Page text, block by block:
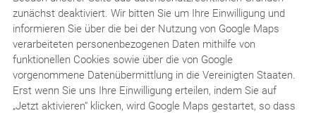
zunächst deaktiviert. Wir bitten Sie um Ihre Einwilligung und
informieren Sie über die bei der Nutzung von Google Maps
verarbeiteten personenbezogenen Daten mithilfe von
funktionellen Cookies sowie über die von Google
vorgenommene Datenübermittlung in die Vereinigten Staaten.
Erst wenn Sie uns Ihre Einwilligung erteilen, indem Sie auf
„Jetzt aktivieren“ klicken, wird Google Maps gestartet, so dass